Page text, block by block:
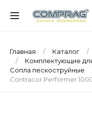
Главная Каталог
Комплектующие
Сопла пескоструйные
Contracor Performer